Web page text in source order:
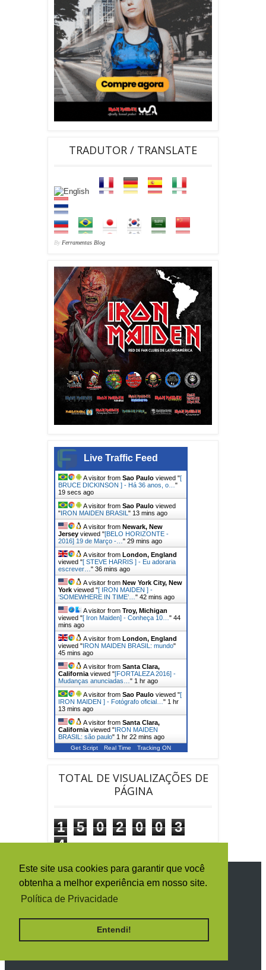
Este site usa cookies para garantir que você
obtenha a melhor experiência em nosso site.
Política de Privacidade
Entendi!
TRADUTOR / TRANSLATE
By Ferramentas Blog
Live Traffic Feed
A visitor from Sao Paulo viewed "[
BRUCE DICKINSON ] - Há 36 anos, o… "
21 secs ago
A visitor from Sao Paulo viewed
"IRON MAIDEN BRASIL " 13 mins ago
A visitor from Newark, New
Jersey viewed "[BELO HORIZONTE -
2016] 19 de Março -… " 29 mins ago
A visitor from London, England
viewed "[ STEVE HARRIS ] - Eu adoraria
escrever… " 36 mins ago
A visitor from New York City, New
York viewed "[ IRON MAIDEN ] -
‘SOMEWHERE IN TIME’… " 42 mins ago
A visitor from Troy, Michigan
viewed "[ Iron Maiden] - Conheça 10… " 44
mins ago
A visitor from London, England
viewed "IRON MAIDEN BRASIL: mundo"
45 mins ago
A visitor from Santa Clara,
California viewed "[FORTALEZA 2016] -
Mudanças anunciadas… " 1 hr ago
A visitor from Sao Paulo viewed "[
IRON MAIDEN ] - Fotógrafo oficial… " 1 hr
13 mins ago
A visitor from Santa Clara,
California viewed "IRON MAIDEN
BRASIL: são paulo" 1 hr 22 mins ago
Get Script Real Time Tracking ON
TOTAL DE VISUALIZAÇÕES DE
PÁGINA
1 5 0 2 0 0
3
4
SIGA O IRON MAIDEN BRASIL
RECEBA TODAS AS NOTÍCIAS POR E-